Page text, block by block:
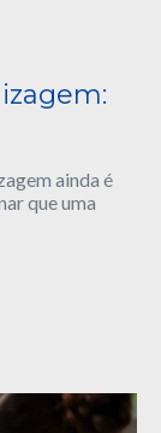
ainda é
que uma